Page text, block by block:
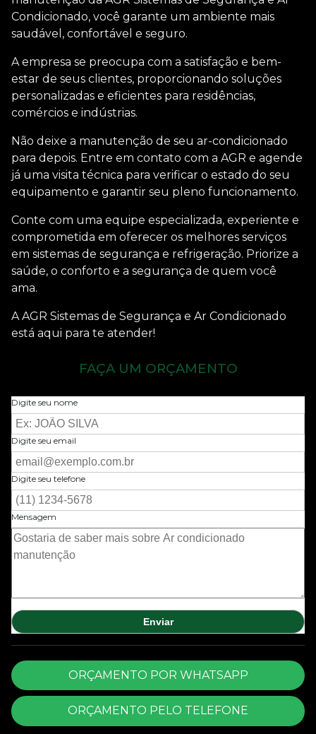
Condicionado, você garante um ambiente mais
saudável, confortável e seguro.
A empresa se preocupa com a satisfação e bem-
estar de seus clientes, proporcionando soluções
personalizadas e eficientes para residências,
comércios e indústrias.
Não deixe a manutenção de seu ar-condicionado
para depois. Entre em contato com a AGR e agende
já uma visita técnica para verificar o estado do seu
equipamento e garantir seu pleno funcionamento.
Conte com uma equipe especializada, experiente e
comprometida em oferecer os melhores serviços
em sistemas de segurança e refrigeração. Priorize a
saúde, o conforto e a segurança de quem você
ama.
A AGR Sistemas de Segurança e Ar Condicionado
está aqui para te atender!
FAÇA UM ORÇAMENTO
Digite seu nome
Digite seu email
Digite seu telefone
Mensagem
ORÇAMENTO POR WHATSAPP
ORÇAMENTO PELO TELEFONE